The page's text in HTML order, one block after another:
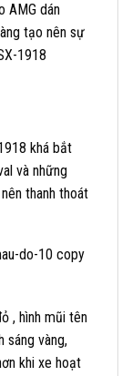
AMG dán
tạo nên sự
1918
khá bắt
và những
thanh thoát
, hình mũi tên
sáng vàng,
khi xe hoạt